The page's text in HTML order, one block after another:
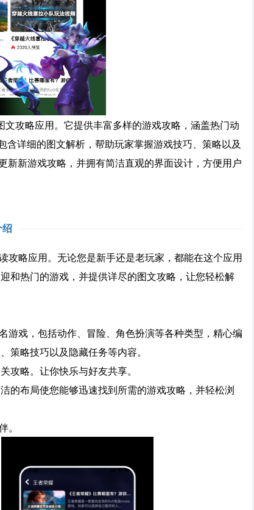
攻略应用。它提供丰富多样的游戏攻略，涵盖热门动
详细的图文解析，帮助玩家掌握游戏技巧、策略以及
新新游戏攻略，并拥有简洁直观的界面设计，方便用户
略应用。无论您是新手还是老玩家，都能在这个应用
和热门的游戏，并提供详尽的图文攻略，让您轻松解
戏，包括动作、冒险、角色扮演等各种类型，精心编
策略技巧以及隐藏任务等内容。
略。让你快乐与好友共享。
布局使您能够迅速找到所需的游戏攻略，并轻松浏